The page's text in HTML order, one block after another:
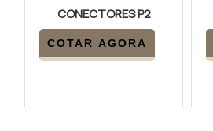
CONECTORES P2
COTAR AGORA